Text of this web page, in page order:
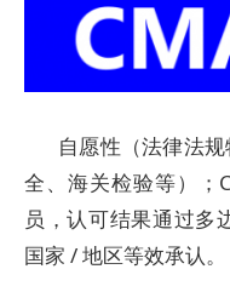
自愿性（法律法
全、海关检验等）；
员，认可结果通过多
国家 / 地区等效承认。